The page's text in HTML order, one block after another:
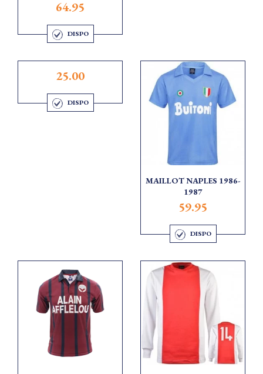
64.95
DISPO
25.00
DISPO
MAILLOT NAPLES 1986-
1987
59.95
DISPO